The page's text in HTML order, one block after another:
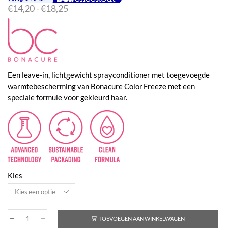
€14,20-€18,25
Een leave-in, lichtgewicht sprayconditioner met toegevoegde
warmtebescherming van Bonacure Color Freeze met een
speciale formule voor gekleurd haar.
Kies
Bonacure
TOEVOEGEN AAN WINKELWAGEN